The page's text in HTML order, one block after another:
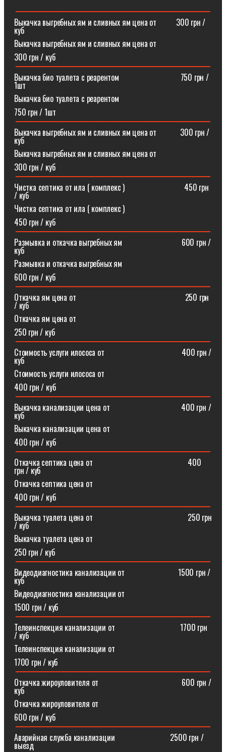
Выкачка выгребных ям и сливных ям цена от ⠀⠀⠀300 грн /
куб
Выкачка выгребных ям и сливных ям цена от
300 грн / куб
Выкачка био туалета с реарентом ⠀⠀⠀⠀⠀⠀⠀⠀⠀⠀750 грн /
1шт
Выкачка био туалета с реарентом
750 грн / 1шт
Выкачка выгребных ям и сливных ям цена от⠀⠀⠀⠀300 грн /
куб
Выкачка выгребных ям и сливных ям цена от
300 грн / куб
Чистка септика от ила ( комплекс )⠀⠀⠀⠀⠀⠀⠀⠀⠀⠀450 грн
/ куб
Чистка септика от ила ( комплекс )
450 грн / куб
Размывка и откачка выгребных ям⠀⠀⠀⠀⠀⠀⠀⠀⠀⠀600 грн /
куб
Размывка и откачка выгребных ям
600 грн / куб
Откачка ям цена от ⠀⠀⠀⠀⠀⠀⠀⠀⠀⠀⠀⠀⠀⠀⠀⠀⠀⠀250 грн
/ куб
Откачка ям цена от
250 грн / куб
Стоимость услуги илососа от⠀⠀⠀⠀⠀⠀⠀⠀⠀⠀⠀⠀⠀400 грн /
куб
Стоимость услуги илососа от
400 грн / куб
Выкачка канализации цена от⠀⠀⠀⠀⠀⠀⠀⠀⠀⠀⠀⠀400 грн /
куб
Выкачка канализации цена от
400 грн / куб
Откачка септика цена от⠀⠀⠀⠀⠀⠀⠀⠀⠀⠀⠀⠀⠀⠀⠀⠀400
грн / куб
Откачка септика цена от
400 грн / куб
Выкачка туалета цена от⠀⠀⠀⠀⠀⠀⠀⠀⠀⠀⠀⠀⠀⠀⠀⠀250 грн
/ куб
Выкачка туалета цена от
250 грн / куб
Видеодиагностика канализации от⠀⠀⠀⠀⠀⠀⠀⠀⠀1500 грн /
куб
Видеодиагностика канализации от
1500 грн / куб
Телеинспекция канализации от⠀⠀⠀⠀⠀⠀⠀⠀⠀⠀⠀1700 грн
/ куб
Телеинспекция канализации от
1700 грн / куб
Откачка жироуловителя от⠀⠀⠀⠀⠀⠀⠀⠀⠀⠀⠀⠀⠀⠀600 грн /
куб
Откачка жироуловителя от
600 грн / куб
Аварийная служба канализации ⠀⠀⠀⠀⠀⠀⠀⠀⠀2500 грн /
выезд